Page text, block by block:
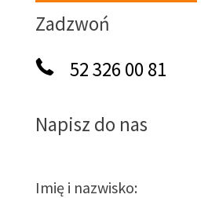
Zadzwoń
52 326 00 81
Napisz do nas
Imię i nazwisko